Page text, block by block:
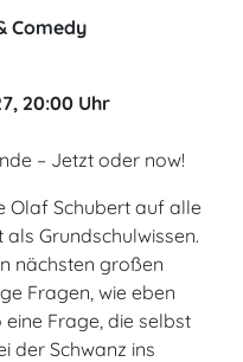
Comedy
20:00 Uhr
– Jetzt oder now!
Olaf Schubert auf alle
Grundschulwissen.
nächsten großen
Fragen, wie eben
eine Frage, die selbst
der Schwanz ins